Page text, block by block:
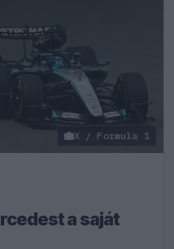
X / Formula 1
a saját